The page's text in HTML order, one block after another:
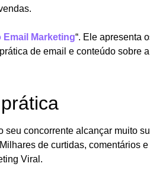
Email Marketing“. Ele apresenta
de email e conteúdo sobre
concorrente alcançar muito
de curtidas, comentários
Viral.